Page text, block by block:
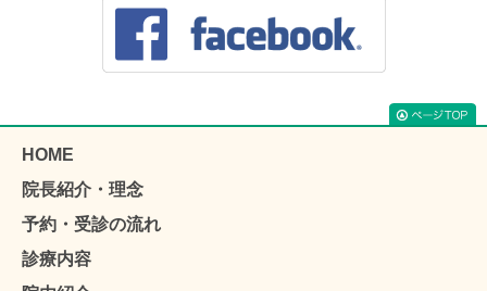
HOME
院長紹介・理念
予約・受診の流れ
診療内容